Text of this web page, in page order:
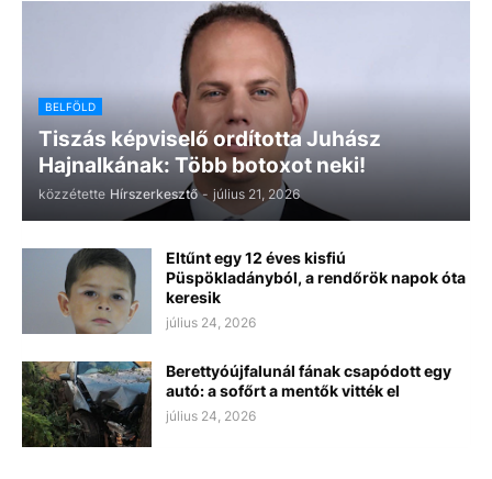
BELFÖLD
Tiszás képviselő ordította Juhász
Hajnalkának: Több botoxot neki!
közzétette Hírszerkesztő - július 21, 2026
Eltűnt egy 12 éves kisfiú
Püspökladányból, a rendőrök napok óta
keresik
július 24, 2026
Berettyóújfalunál fának csapódott egy
autó: a sofőrt a mentők vitték el
július 24, 2026